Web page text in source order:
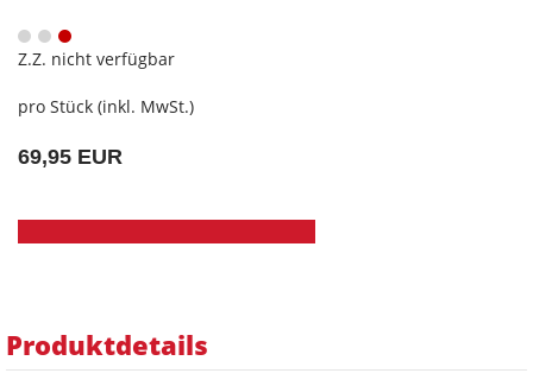
Z.Z. nicht verfügbar
pro Stück (inkl. MwSt.)
69,95 EUR
Produktdetails